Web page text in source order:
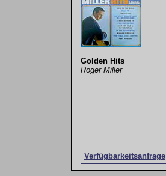
Golden Hits
Roger Miller
Verfügbarkeitsanfrage